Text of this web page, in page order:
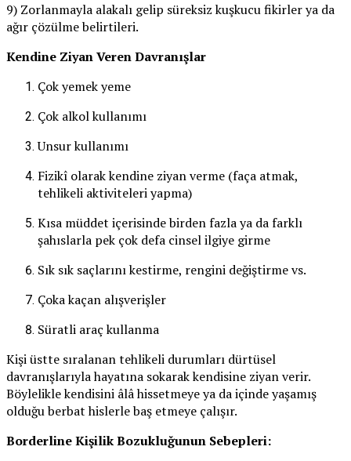
9) Zorlanmayla alakalı gelip süreksiz kuşkucu fikirler ya da
ağır çözülme belirtileri.
Kendine Ziyan Veren Davranışlar
Çok yemek yeme
Çok alkol kullanımı
Unsur kullanımı
Fizikî olarak kendine ziyan verme (faça atmak,
tehlikeli aktiviteleri yapma)
Kısa müddet içerisinde birden fazla ya da farklı
şahıslarla pek çok defa cinsel ilgiye girme
Sık sık saçlarını kestirme, rengini değiştirme vs.
Çoka kaçan alışverişler
Süratli araç kullanma
Kişi üstte sıralanan tehlikeli durumları dürtüsel
davranışlarıyla hayatına sokarak kendisine ziyan verir.
Böylelikle kendisini âlâ hissetmeye ya da içinde yaşamış
olduğu berbat hislerle baş etmeye çalışır.
Borderline Kişilik Bozukluğunun Sebepleri: